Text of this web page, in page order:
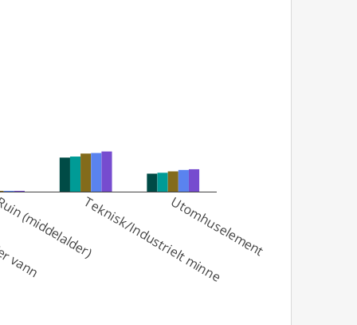
(middelalder)Teknisk/Industrielt minne
Utomhuselement